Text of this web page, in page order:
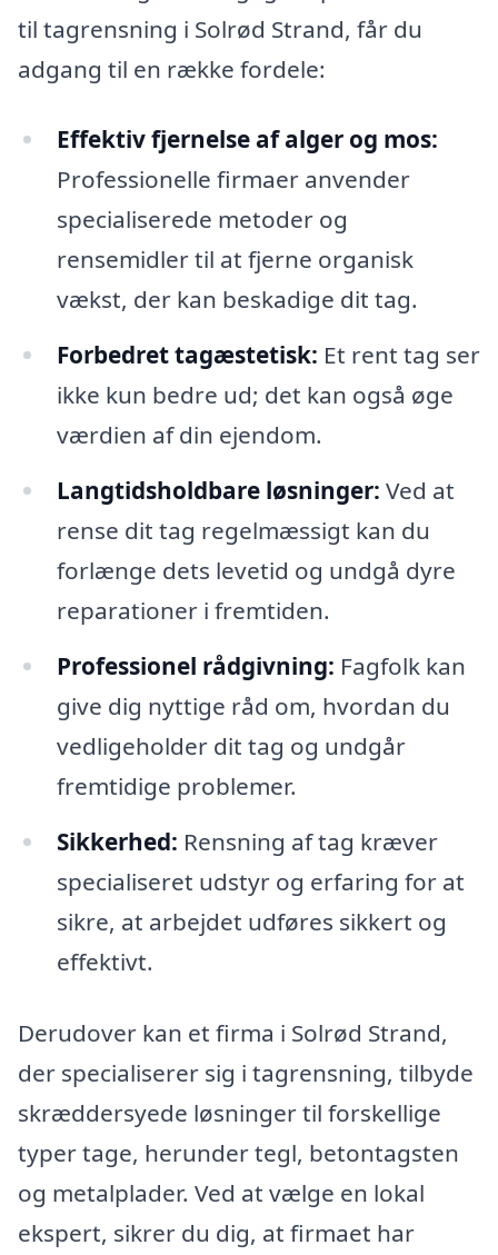
til tagrensning i Solrød Strand, får du
adgang til en række fordele:
Effektiv fjernelse af alger og mos:
Professionelle firmaer anvender
specialiserede metoder og
rensemidler til at fjerne organisk
vækst, der kan beskadige dit tag.
Forbedret tagæstetisk: Et rent tag ser
ikke kun bedre ud; det kan også øge
værdien af din ejendom.
Langtidsholdbare løsninger: Ved at
rense dit tag regelmæssigt kan du
forlænge dets levetid og undgå dyre
reparationer i fremtiden.
Professionel rådgivning: Fagfolk kan
give dig nyttige råd om, hvordan du
vedligeholder dit tag og undgår
fremtidige problemer.
Sikkerhed: Rensning af tag kræver
specialiseret udstyr og erfaring for at
sikre, at arbejdet udføres sikkert og
effektivt.
Derudover kan et firma i Solrød Strand,
der specialiserer sig i tagrensning, tilbyde
skræddersyede løsninger til forskellige
typer tage, herunder tegl, betontagsten
og metalplader. Ved at vælge en lokal
ekspert, sikrer du dig, at firmaet har